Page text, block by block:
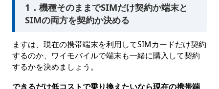
1．機種そのままでSIMだけ契約か端末と
SIMの両方を契約か決める
ますは、現在の携帯端末を利用してSIMカードだけ契約
するのか、ワイモバイルで端末も一緒に購入して契約
するかを決めましょう。
できるだけ低コストで乗り換えたいなら現在の携帯端